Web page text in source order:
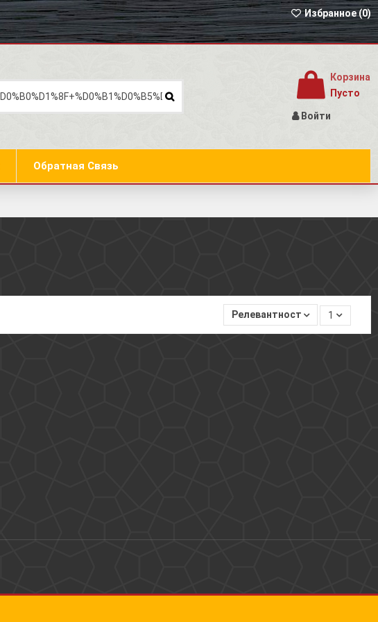
Избранное (0)
Корзина
Пусто
Войти
Обратная Связь
Релевантность 1